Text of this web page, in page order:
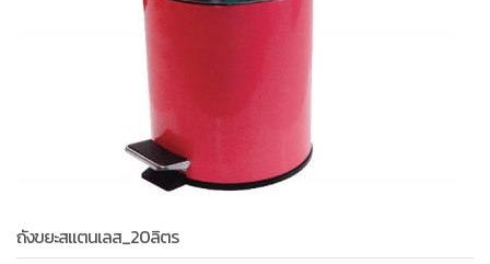
ถังขยะสแตนเลส_20ลิตร